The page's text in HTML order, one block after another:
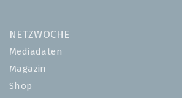
NETZWOCHE
Mediadaten
Magazin
Shop